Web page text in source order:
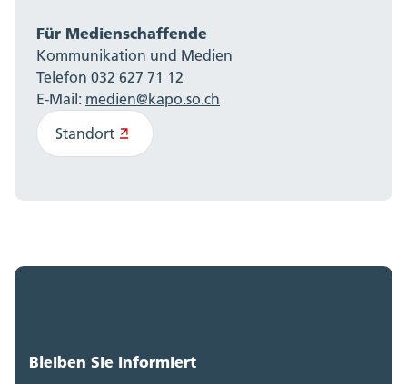
Für Medienschaffende
Kommunikation und Medien
Telefon 032 627 71 12
E-Mail: medien@kapo.so.ch
Standort
Bleiben Sie informiert